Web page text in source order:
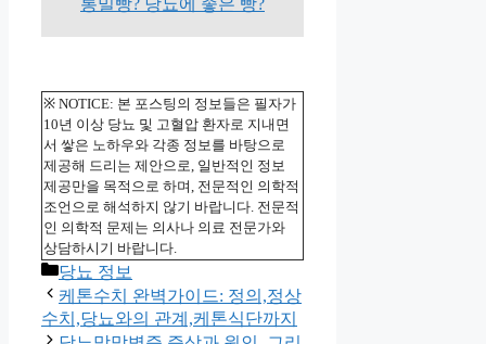
통밀빵? 당뇨에 좋은 빵?
※ NOTICE: 본 포스팅의 정보들은 필자가
10년 이상 당뇨 및 고혈압 환자로 지내면
서 쌓은 노하우와 각종 정보를 바탕으로
제공해 드리는 제안으로, 일반적인 정보
제공만을 목적으로 하며, 전문적인 의학적
조언으로 해석하지 않기 바랍니다. 전문적
인 의학적 문제는 의사나 의료 전문가와
상담하시기 바랍니다.
카
테
고
리
당뇨 정보
케톤수치 완벽가이드: 정의,정상
수치,당뇨와의 관계,케톤식단까지